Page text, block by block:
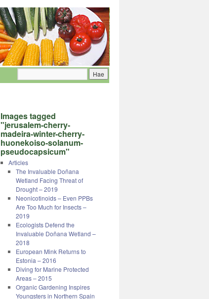
Images tagged
"jerusalem-cherry-
madeira-winter-cherry-
huonekoiso-solanum-
pseudocapsicum"
Articles
The Invaluable Doñana
Wetland Facing Threat of
Drought – 2019
Neonicotinoids – Even PPBs
Are Too Much for Insects –
2019
Ecologists Defend the
Invaluable Doñana Wetland –
2018
European Mink Returns to
Estonia – 2016
Diving for Marine Protected
Areas – 2015
Organic Gardening Inspires
Youngsters in Northern Spain